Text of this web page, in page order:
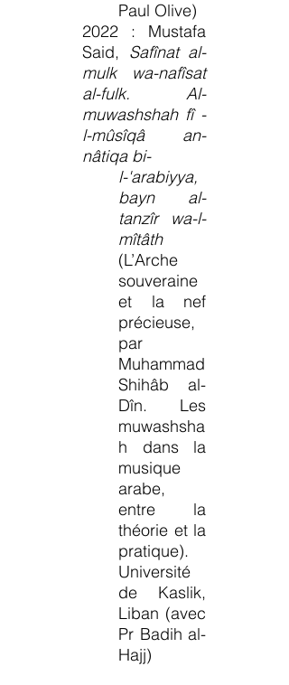
Paul Olive)
2022 : Mustafa
Said, Safînat al-
mulk wa-nafîsat
al-fulk. Al-
muwashshah fî -
l-mûsîqâ an-
nâtiqa bi-
l-'arabiyya,
bayn al-
tanzîr wa-l-
mîtâth
(L’Arche
souveraine
et la nef
précieuse,
par
Muhammad
Shihâb al-
Dîn. Les
muwashsha
h dans la
musique
arabe,
entre la
théorie et la
pratique).
Université
de Kaslik,
Liban (avec
Pr Badih al-
Hajj)